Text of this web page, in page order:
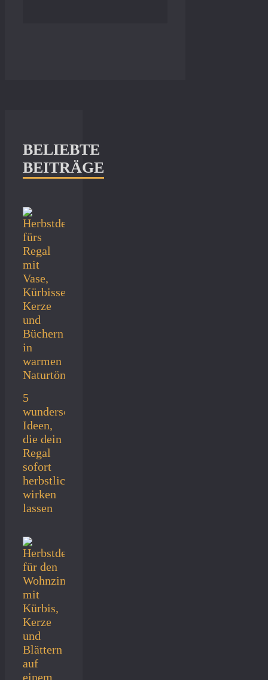
BELIEBTE
BEITRÄGE
5
wunderschöne
Ideen,
die dein
Regal
sofort
herbstlich
wirken
lassen